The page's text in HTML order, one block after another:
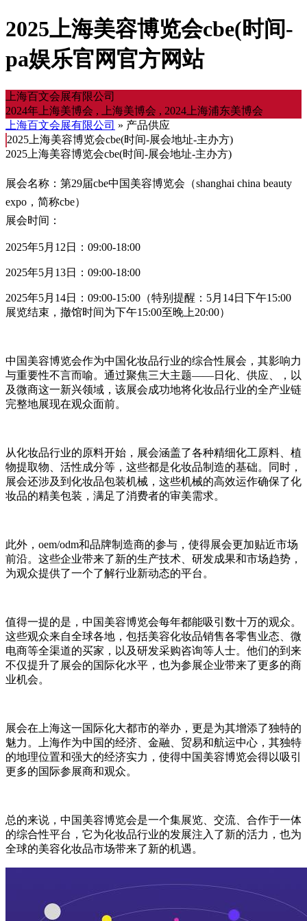
2025上海美容博览会cbe(时间-
pa娱乐官网官方网站
上海百文会展有限公司
2024年上海美博会 , 上海美博会 , 2024上海浦东美博会
上海百文会展有限公司 » 产品供应
2025上海美容博览会cbe(时间-展会地址-主办方)
2025上海美容博览会cbe(时间-展会地址-主办方)
展会名称：第29届cbe中国美容博览会（shanghai china beauty
expo，简称cbe）
展会时间：
2025年5月12日：09:00-18:00
2025年5月13日：09:00-18:00
2025年5月14日：09:00-15:00（特别提醒：5月14日下午15:00
展览结束，撤馆时间为下午15:00至晚上20:00）
中国美容博览会作为中国化妆品行业的综合性展会，其影响力
与重要性不言而喻。通过聚焦三大主题——日化、供应、，以
及微商这一新兴领域，该展会成功地将化妆品行业的全产业链
完整地展现在观众面前。
从化妆品行业的原料开始，展会涵盖了各种精细化工原料、植
物提取物、活性成分等，这些都是化妆品制造的基础。同时，
展会还涉及到化妆品包装机械，这些机械的高效运作确保了化
妆品的精美包装，满足了消费者的审美需求。
此外，oem/odm和品牌制造商的参与，使得展会更加贴近市场
前沿。这些企业带来了新的生产技术、研发成果和市场趋势，
为观众提供了一个了解行业新动态的平台。
值得一提的是，中国美容博览会每年都能吸引数十万的观众。
这些观众来自全球各地，包括美容化妆品销售各零售业态、微
电商等全渠道的买家，以及研发采购咨询等人士。他们的到来
不仅提升了展会的国际化水平，也为参展企业带来了更多的商
业机会。
展会在上海这一国际化大都市的举办，更是为其增添了独特的
魅力。上海作为中国的经济、金融、贸易和航运中心，其独特
的地理位置和强大的经济实力，使得中国美容博览会得以吸引
更多的国际参展商和观众。
总的来说，中国美容博览会是一个集展览、交流、合作于一体
的综合性平台，它为化妆品行业的发展注入了新的活力，也为
全球的美容化妆品市场带来了新的机遇。